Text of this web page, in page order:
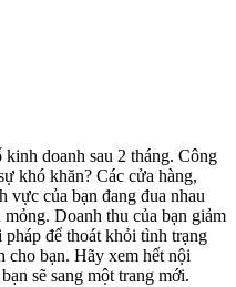
doanh sau 2 tháng. Công
khó khăn? Các cửa hàng,
vực của bạn đang đua nhau
Doanh thu của bạn giảm
để thoát khỏi tình trạng
cho bạn. Hãy xem hết nội
sẽ sang một trang mới.